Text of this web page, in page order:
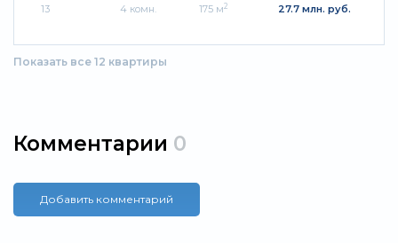
13 4 комн. 175 м2 27.7 млн. руб.
Показать все 12 квартиры
Комментарии 0
Добавить комментарий